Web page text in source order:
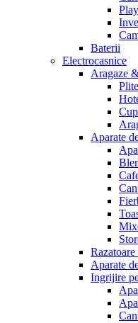
Baterii
Electrocasnice
Aragaze
Plite
Aparate
Aparate
Ingrijire